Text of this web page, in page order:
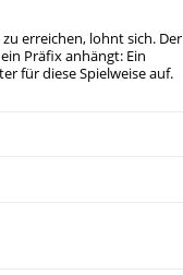
erreichen, lohnt sich. Der
Präfix anhängt: Ein
für diese Spielweise auf.